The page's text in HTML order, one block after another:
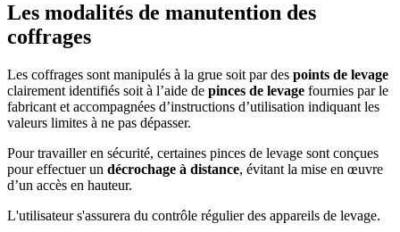
Les modalités de manutention des
coffrages
Les coffrages sont manipulés à la grue soit par des points de levage
clairement identifiés soit à l’aide de pinces de levage fournies par le
fabricant et accompagnées d’instructions d’utilisation indiquant les
valeurs limites à ne pas dépasser.
Pour travailler en sécurité, certaines pinces de levage sont conçues
pour effectuer un décrochage à distance, évitant la mise en œuvre
d’un accès en hauteur.
L'utilisateur s'assurera du contrôle régulier des appareils de levage.